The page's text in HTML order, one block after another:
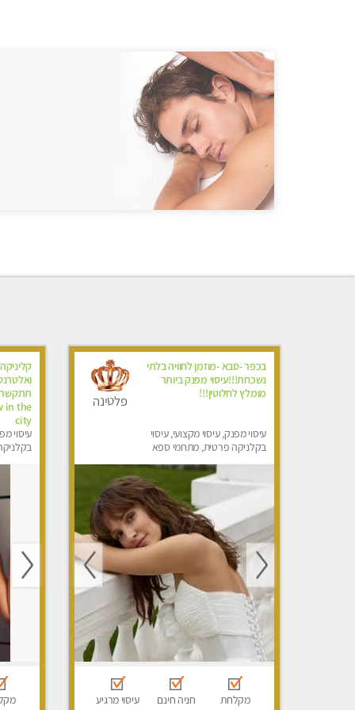
בכפר -סבא -מוזמן לחוויה בלתי
נשכחת!!!עיסוי מפנק ביותר
מומלץ לחלוטין!!!
עיסוי מפנק, עיסוי מקצועי, עיסוי
בקלניקה פרטית, מתחמי ספא
לגבר, עיסוי לנשים בלבד
פלטינה
מקלחת חניה חינם עיסוי מרגיע
in the
city
עיסוי